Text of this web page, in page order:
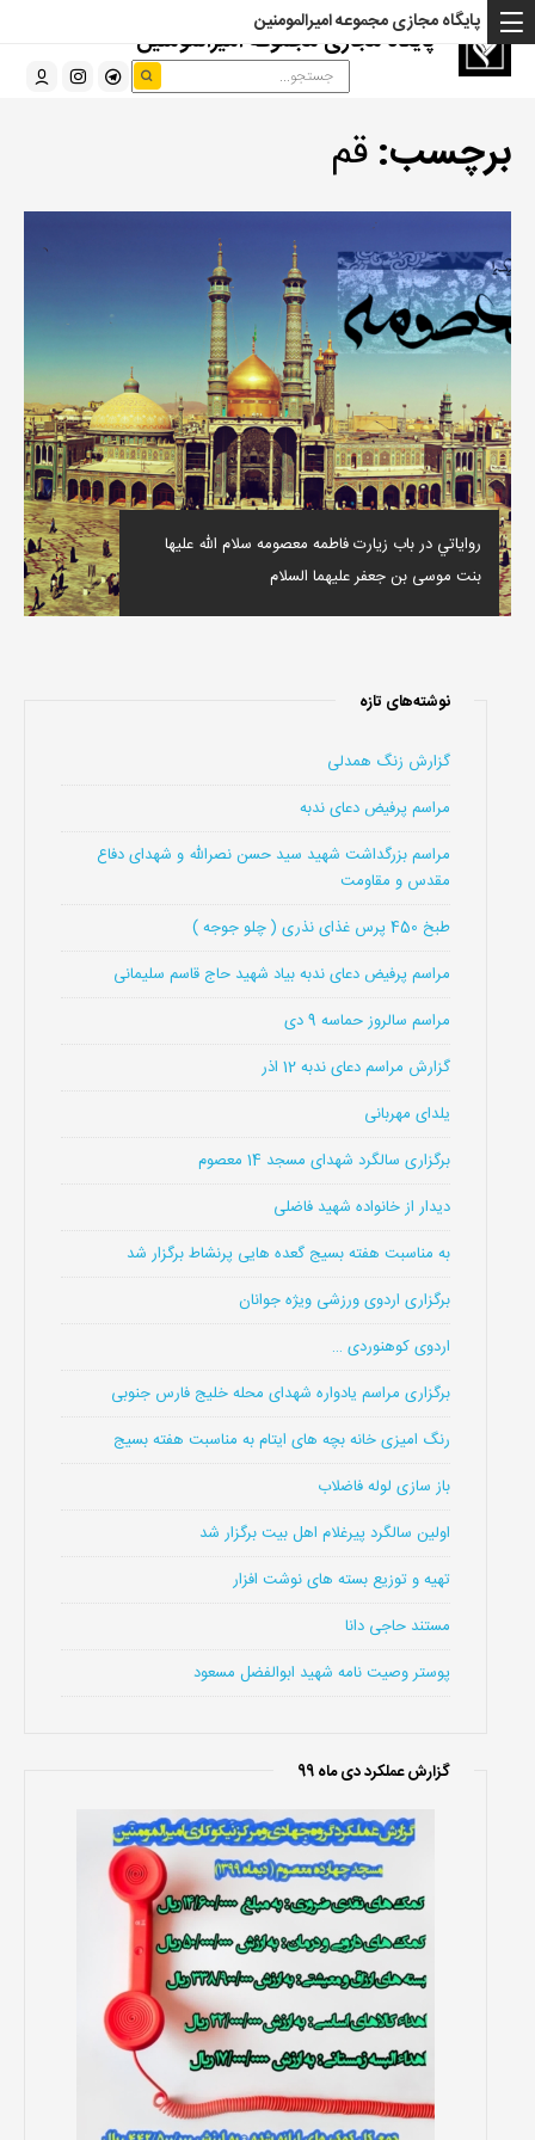
پایگاه مجازی مجموعه امیرالمومنین
پایگاه مجازی مجموعه امیرالمومنین
برچسب:قم
رواياتي در باب زيارت فاطمه معصومه سلام الله عليها
بنت موسى بن جعفر عليهما السلام
نوشته‌های تازه
گزارش زنگ همدلی
مراسم پرفیض دعای ندبه
مراسم بزرگداشت شهید سید حسن نصرالله و شهدای دفاع
مقدس و مقاومت
طبخ 450 پرس غذای نذری ( چلو جوجه )
مراسم پرفیض دعای ندبه بیاد شهید حاج قاسم سلیمانی
مراسم سالروز حماسه 9 دی
گزارش مراسم دعای ندبه 12 اذر
یلدای مهربانی
برگزاری سالگرد شهدای مسجد 14 معصوم
دیدار از خانواده شهید فاضلی
به مناسبت هفته بسیج گعده هایی پرنشاط برگزار شد
برگزاری اردوی ورزشی ویژه جوانان
اردوی کوهنوردی …
برگزاری مراسم یادواره شهدای محله خلیج فارس جنوبی
رنگ امیزی خانه بچه های ایتام به مناسبت هفته بسیج
باز سازی لوله فاضلاب
اولین سالگرد پیرغلام اهل بیت برگزار شد
تهیه و توزیع بسته های نوشت افزار
مستند حاجی دانا
پوستر وصیت نامه شهید ابوالفضل مسعود
گزارش عملکرد دی ماه 99